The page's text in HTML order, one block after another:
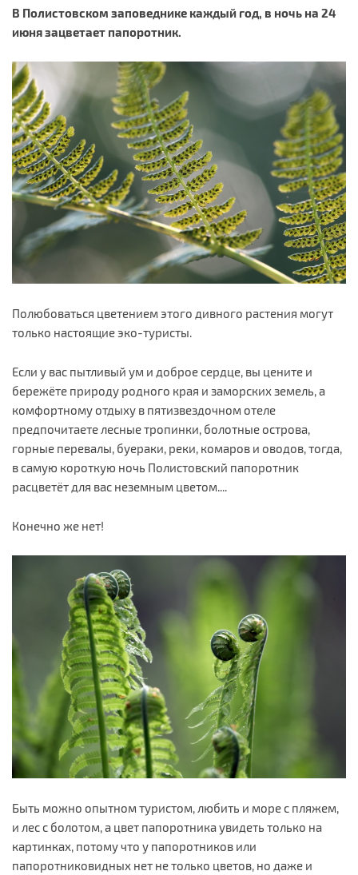
В Полистовском заповеднике каждый год, в ночь на 24
июня зацветает папоротник.
Полюбоваться цветением этого дивного растения могут
только настоящие эко-туристы.
Если у вас пытливый ум и доброе сердце, вы цените и
бережёте природу родного края и заморских земель, а
комфортному отдыху в пятизвездочном отеле
предпочитаете лесные тропинки, болотные острова,
горные перевалы, буераки, реки, комаров и оводов, тогда,
в самую короткую ночь Полистовский папоротник
расцветёт для вас неземным цветом....
Конечно же нет!
Быть можно опытном туристом, любить и море с пляжем,
и лес с болотом, а цвет папоротника увидеть только на
картинках, потому что у папоротников или
папоротниковидных нет не только цветов, но даже и